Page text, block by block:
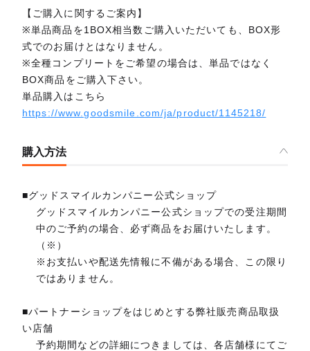
【ご購入に関するご案内】
※単品商品を1BOX相当数ご購入いただいても、BOX形
式でのお届けとはなりません。
※全種コンプリートをご希望の場合は、単品ではなく
BOX商品をご購入下さい。
単品購入はこちら
https://www.goodsmile.com/ja/product/1145218/
購入方法
■グッドスマイルカンパニー公式ショップ
グッドスマイルカンパニー公式ショップでの受注期間
中のご予約の場合、必ず商品をお届けいたします。
（※）
※お支払いや配送先情報に不備がある場合、この限り
ではありません。
■パートナーショップをはじめとする弊社販売商品取扱
い店舗
予約期間などの詳細につきましては、各店舗様にてご